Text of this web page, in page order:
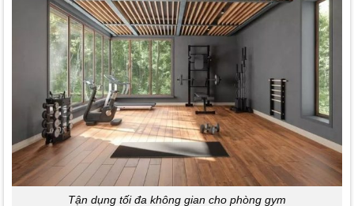
Tận dụng tối đa không gian cho phòng gym